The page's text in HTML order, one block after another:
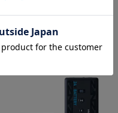
詳細を見る